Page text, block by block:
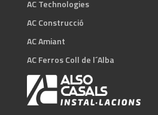
AC Technologies
AC Construcció
AC Amiant
AC Ferros Coll de l´Alba